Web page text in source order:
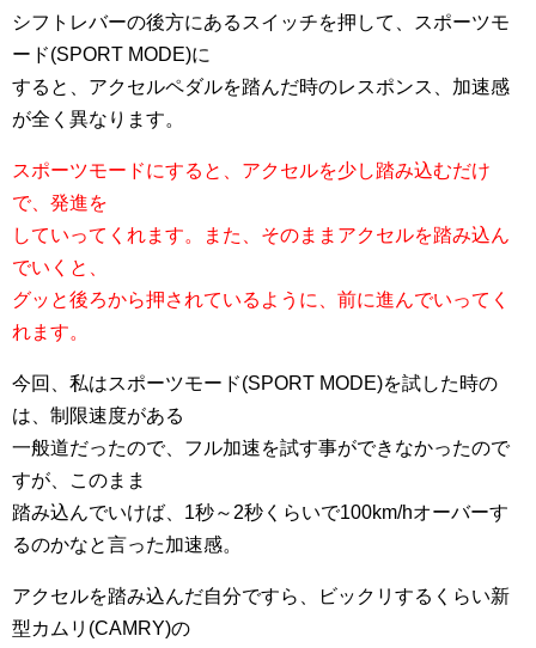
シフトレバーの後方にあるスイッチを押して、スポーツモ
ード(SPORT MODE)に
すると、アクセルペダルを踏んだ時のレスポンス、加速感
が全く異なります。
スポーツモードにすると、アクセルを少し踏み込むだけ
で、発進を
していってくれます。また、そのままアクセルを踏み込ん
でいくと、
グッと後ろから押されているように、前に進んでいってく
れます。
今回、私はスポーツモード(SPORT MODE)を試した時の
は、制限速度がある
一般道だったので、フル加速を試す事ができなかったので
すが、このまま
踏み込んでいけば、1秒～2秒くらいで100km/hオーバーす
るのかなと言った加速感。
アクセルを踏み込んだ自分ですら、ビックリするくらい新
型カムリ(CAMRY)の